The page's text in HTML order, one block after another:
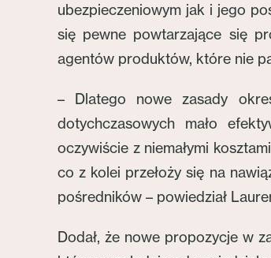
ubezpieczeniowym jak i jego
się pewne powtarzające się
agentów produktów, które nie
– Dlatego nowe zasady
dotychczasowych mało
oczywiście z niemałymi
co z kolei przełoży się na
pośredników – powiedział
Dodał, że nowe propozycje w